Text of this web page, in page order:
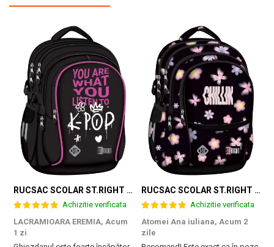
RUCSAC SCOLAR ST.RIGHT 4 COMPARTIMENTE BP-01 K-POP RHYTHM 698002
Achizitie verificata
LACRAMIOARA EREMIA, Acum
1 zi
RUCSAC SCOLAR ST.RIGHT 4 COMPARTIMENTE BP-01 FLOWER MOOD 697036
Achizitie verificata
Atomei Ana iuliana, Acum 2
zile